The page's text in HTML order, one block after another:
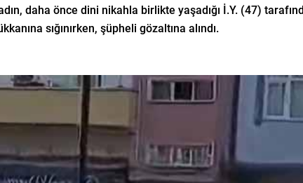
daha önce dini nikahla birlikte yaşadığı İ.Y. (47)
sığınırken, şüpheli gözaltına alındı.